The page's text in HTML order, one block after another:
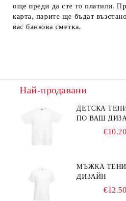
още преди да сте го платили.
карта, парите ще бъдат
вас банкова сметка.
Най-продавани
ДЕТСКА
ПО ВАШ
€10.20
МЪЖКА
ДИЗАЙН
€12.50